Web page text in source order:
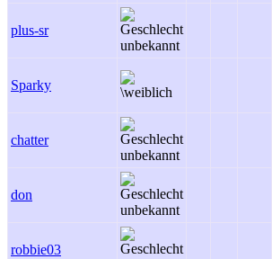
plus-sr
Sparky
chatter
don
robbie03